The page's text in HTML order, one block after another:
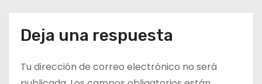
r
a
Deja una respuesta
Tu dirección de correo electrónico no será